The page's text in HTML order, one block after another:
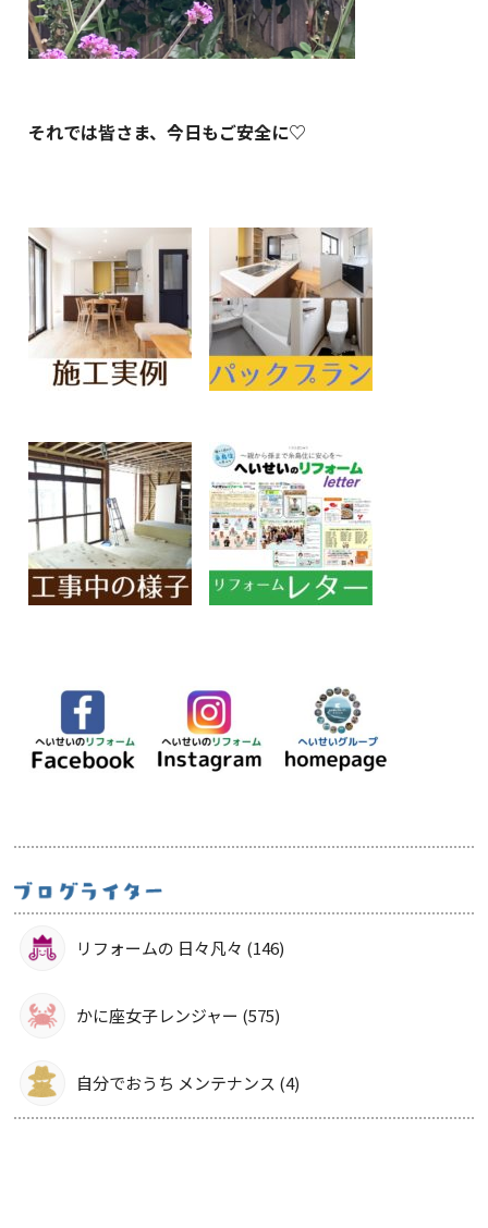
それでは皆さま、今日もご安全に♡
リフォームの 日々凡々 (146)
かに座女子レンジャー (575)
自分でおうち メンテナンス (4)